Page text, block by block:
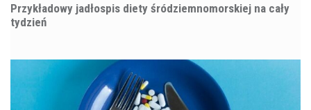
Przykładowy jadłospis diety śródziemnomorskiej na cały
tydzień